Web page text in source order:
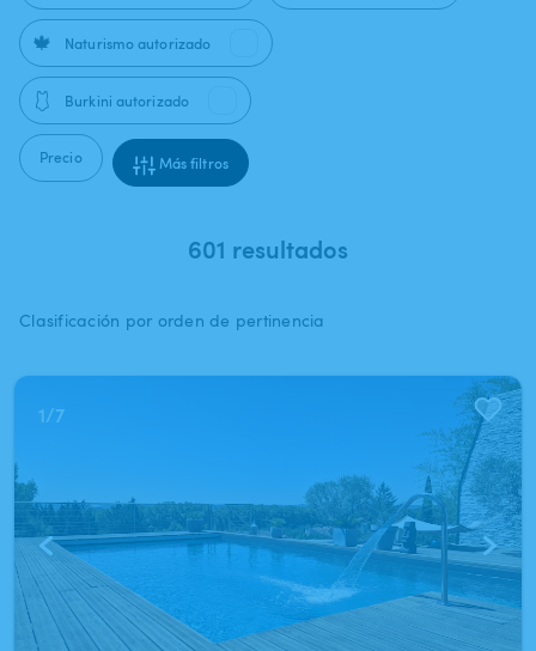
🍁 Naturismo autorizado
🩱 Burkini autorizado
Precio Más filtros
601 resultados
Clasificación por orden de pertinencia
1/7